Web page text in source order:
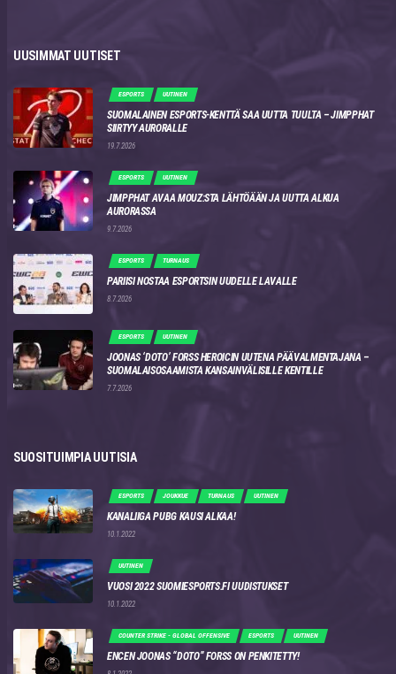
UUSIMMAT UUTISET
ESPORTS UUTINEN
SUOMALAINEN ESPORTS-KENTTÄ SAA UUTTA TUULTA – JIMPPHAT
SIIRTYY AURORALLE
19.7.2026
ESPORTS UUTINEN
JIMPPHAT AVAA MOUZ:STA LÄHTÖÄÄN JA UUTTA ALKUA
AURORASSA
9.7.2026
ESPORTS TURNAUS
PARIISI NOSTAA ESPORTSIN UUDELLE LAVALLE
8.7.2026
ESPORTS UUTINEN
JOONAS ‘DOTO’ FORSS HEROICIN UUTENA PÄÄVALMENTAJANA –
SUOMALAISOSAAMISTA KANSAINVÄLISILLE KENTILLE
7.7.2026
SUOSITUIMPIA UUTISIA
ESPORTS JOUKKUE TURNAUS UUTINEN
KANALIIGA PUBG KAUSI ALKAA!
10.1.2022
UUTINEN
VUOSI 2022 SUOMIESPORTS.FI UUDISTUKSET
10.1.2022
COUNTER STRIKE - GLOBAL OFFENSIVE ESPORTS UUTINEN
ENCEN JOONAS “DOTO” FORSS ON PENKITETTY!